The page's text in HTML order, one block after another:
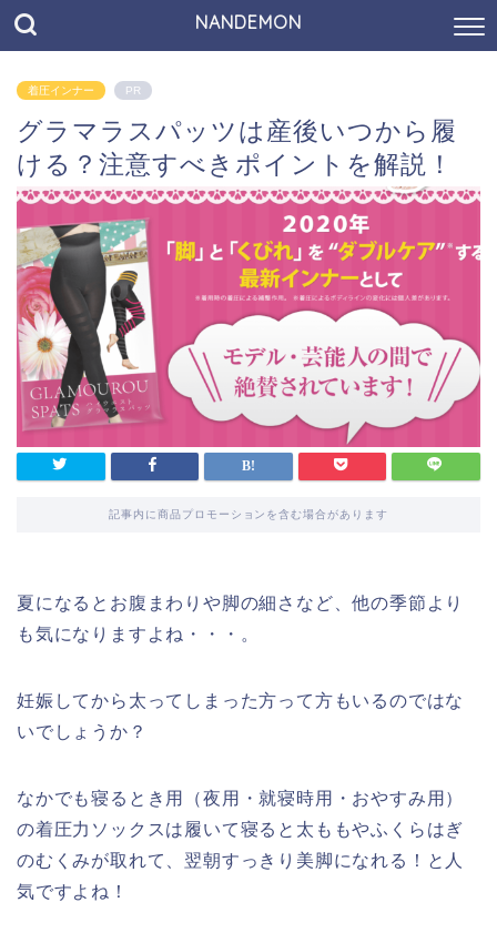
NANDEMON
着圧インナー PR
グラマラスパッツは産後いつから履
ける？注意すべきポイントを解説！
記事内に商品プロモーションを含む場合があります
夏になるとお腹まわりや脚の細さなど、他の季節より
も気になりますよね・・・。
妊娠してから太ってしまった方って方もいるのではな
いでしょうか？
なかでも寝るとき用（夜用・就寝時用・おやすみ用）
の着圧力ソックスは履いて寝ると太ももやふくらはぎ
のむくみが取れて、翌朝すっきり美脚になれる！と人
気ですよね！